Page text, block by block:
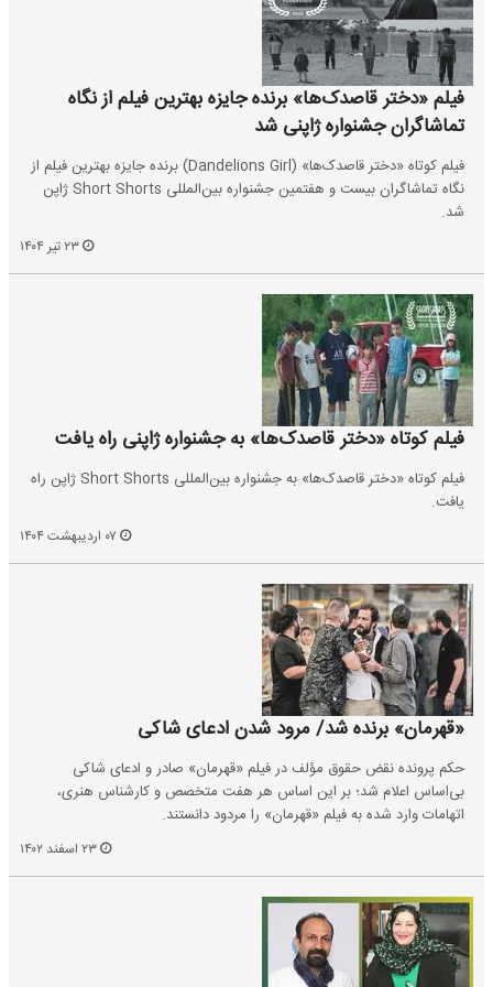
فیلم «دختر قاصدک‌ها» برنده جایزه بهترین فیلم از نگاه
تماشاگران جشنواره ژاپنی شد
فیلم کوتاه «دختر قاصدک‌ها» (Dandelions Girl) برنده جایزه بهترین فیلم از
نگاه تماشاگران بیست و هفتمین جشنواره بین‌المللی Short Shorts ژاپن
شد.
فیلم کوتاه «دختر قاصدک‌ها» به جشنواره ژاپنی راه یافت
فیلم کوتاه «دختر قاصدک‌ها» به جشنواره بین‌المللی Short Shorts ژاپن راه
یافت.
«قهرمان» برنده شد/ مرود شدن ادعای شاکی
حکم پرونده نقض حقوق مؤلف در فیلم «قهرمان» صادر و ادعای شاکی
بی‌اساس اعلام شد؛ بر این اساس هر هفت متخصص و کارشناس هنری،
اتهامات وارد شده به فیلم «قهرمان» را مردود دانستند.